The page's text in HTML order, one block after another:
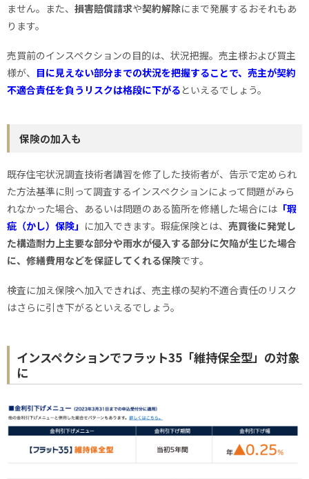
ません。また、 損害賠償請求や契約解除にまで発展するおそれもあ
ります。
売買前のインスペクションの目的は、状況把握。売主様および買主
様が、 目に見えない部分までの状況を把握することで、売主が契約
不適合責任を負うリスクは格段に下がる といえるでしょう。
保険の加入も
既存住宅状況調査技術者講習を修了した技術者が、告示で定められ
た方法基準に則って調査するインスペクションによって問題がみら
れなかった場合、あるいは問題のある箇所を修繕した場合には 「瑕
疵（かし）保険」 に加入できます。瑕疵保険とは、 売買後に発覚し
た構造耐力上主要な部分や雨水が侵入する部分に欠陥が生じた場合
に、修繕費用などを保証してくれる保険です。
検査に加え保険へ加入できれば、売主様の契約不適合責任のリスク
はさらに引き下がるといえるでしょう。
インスペクションでフラット35「維持保全型」の対象
に